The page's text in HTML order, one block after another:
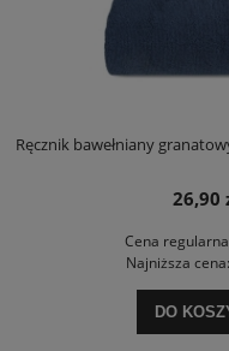
Ręcznik bawełniany
26,90
Cena
Najniższa cena:
DO